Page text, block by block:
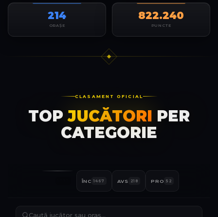
214
ORAȘE
822.240
PUNCTE
CLASAMENT OFICIAL
TOP JUCĂTORI PER
CATEGORIE
ÎNC 1467 AVS 218 PRO 52